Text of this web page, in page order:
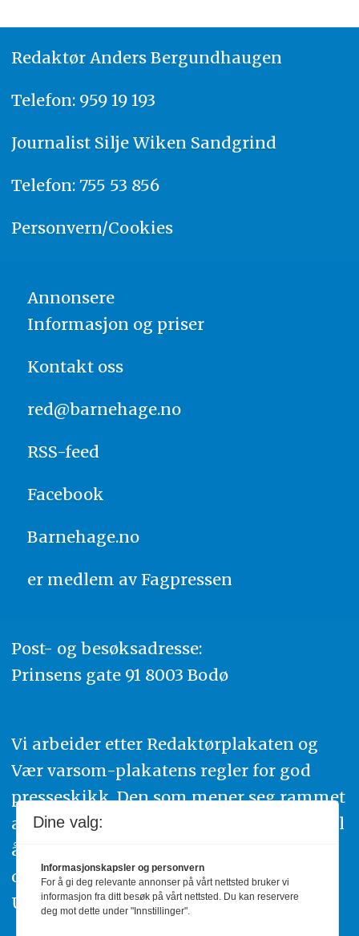
Redaktør Anders Bergundhaugen
Telefon: 959 19 193
Journalist Silje Wiken Sandgrind
Telefon: 755 53 856
Personvern/Cookies
Annonsere
Informasjon og priser
Kontakt oss
red@barnehage.no
RSS-feed
Facebook
Barnehage.no
er medlem av Fagpressen
Post- og besøksadresse:
Prinsens gate 91 8003 Bodø
Vi arbeider etter Redaktørplakaten og
Vær varsom-plakatens regler for god
presseskikk. Den som mener seg rammet
av urettmessig publisering, oppfordres til
å ta kontakt med redaksjonen. Du kan
også klage inn saker til Pressens Faglige
Utvalg,www.pfu.no.
Dine valg:
Informasjonskapsler og personvern
For å gi deg relevante annonser på vårt nettsted bruker vi
informasjon fra ditt besøk på vårt nettsted. Du kan reservere
deg mot dette under "Innstillinger".